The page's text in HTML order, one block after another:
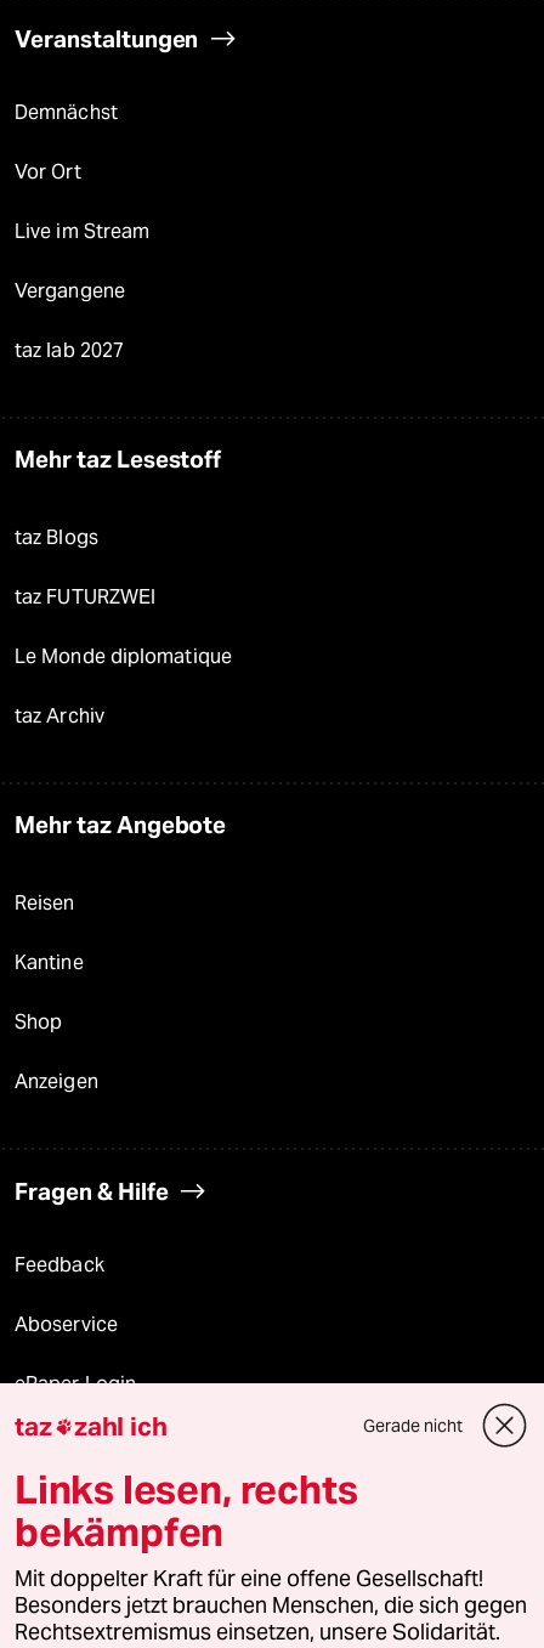
Veranstaltungen
Demnächst
Vor Ort
Live im Stream
Vergangene
taz lab 2027
Mehr taz Lesestoff
taz Blogs
taz FUTURZWEI
Le Monde diplomatique
taz Archiv
Mehr taz Angebote
Reisen
Kantine
Shop
Anzeigen
Fragen & Hilfe
Feedback
Aboservice
ePaper Login
Downloads für Abonnierende
© 2026 taz Verlags und Vertriebs GmbH
Alle Rechte vorbehalten. Bei rechtlichen Fragen oder für Genehmigungen
wenden Sie sich bitte an
lizenzen@taz.de
taz zahl ich Gerade nicht
Links lesen, rechts
bekämpfen
Mit doppelter Kraft für eine offene Gesellschaft!
Besonders jetzt brauchen Menschen, die sich gegen
Rechtsextremismus einsetzen, unsere Solidarität.